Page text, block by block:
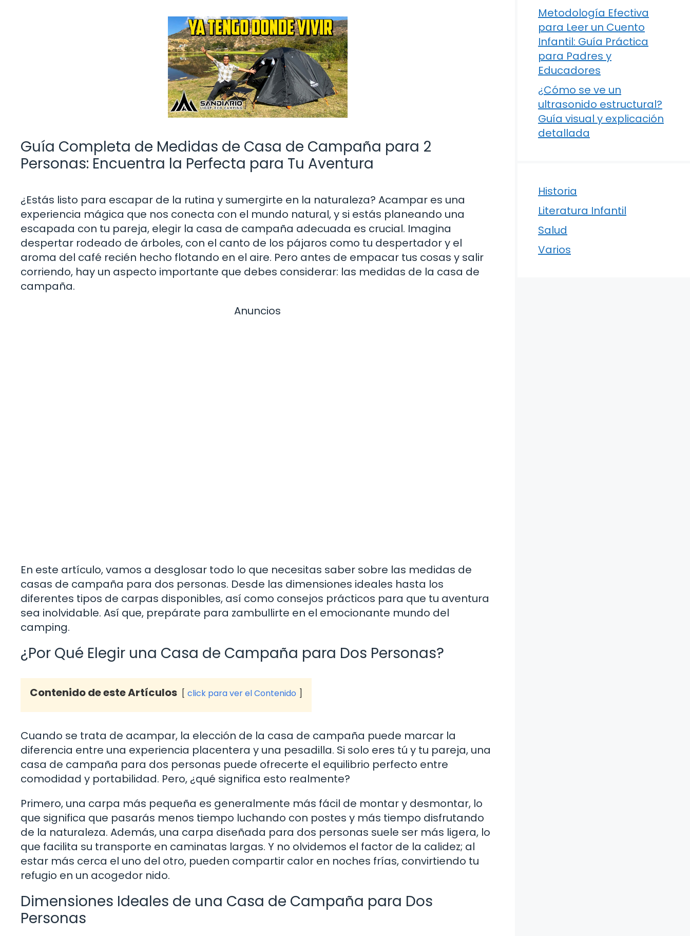
Guía Completa de Medidas de Casa de Campaña para 2
Personas: Encuentra la Perfecta para Tu Aventura
¿Estás listo para escapar de la rutina y sumergirte en la naturaleza? Acampar es una
experiencia mágica que nos conecta con el mundo natural, y si estás planeando una
escapada con tu pareja, elegir la casa de campaña adecuada es crucial. Imagina
despertar rodeado de árboles, con el canto de los pájaros como tu despertador y el
aroma del café recién hecho flotando en el aire. Pero antes de empacar tus cosas y salir
corriendo, hay un aspecto importante que debes considerar: las medidas de la casa de
campaña.
Anuncios
En este artículo, vamos a desglosar todo lo que necesitas saber sobre las medidas de
casas de campaña para dos personas. Desde las dimensiones ideales hasta los
diferentes tipos de carpas disponibles, así como consejos prácticos para que tu aventura
sea inolvidable. Así que, prepárate para zambullirte en el emocionante mundo del
camping.
¿Por Qué Elegir una Casa de Campaña para Dos Personas?
Contenido de este Artículos click para ver el Contenido
Cuando se trata de acampar, la elección de la casa de campaña puede marcar la
diferencia entre una experiencia placentera y una pesadilla. Si solo eres tú y tu pareja, una
casa de campaña para dos personas puede ofrecerte el equilibrio perfecto entre
comodidad y portabilidad. Pero, ¿qué significa esto realmente?
Primero, una carpa más pequeña es generalmente más fácil de montar y desmontar, lo
que significa que pasarás menos tiempo luchando con postes y más tiempo disfrutando
de la naturaleza. Además, una carpa diseñada para dos personas suele ser más ligera, lo
que facilita su transporte en caminatas largas. Y no olvidemos el factor de la calidez; al
estar más cerca el uno del otro, pueden compartir calor en noches frías, convirtiendo tu
refugio en un acogedor nido.
Dimensiones Ideales de una Casa de Campaña para Dos
Personas
Metodología Efectiva
para Leer un Cuento
Infantil: Guía Práctica
para Padres y
Educadores
¿Cómo se ve un
ultrasonido estructural?
Guía visual y explicación
detallada
Historia
Literatura Infantil
Salud
Varios